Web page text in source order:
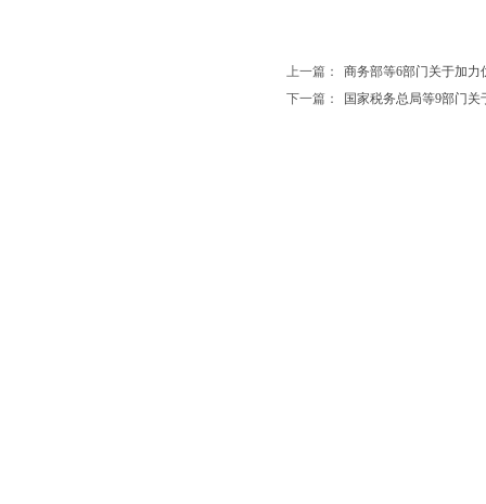
上一篇：
商务部等6部门关于加
下一篇：
国家税务总局等9部门